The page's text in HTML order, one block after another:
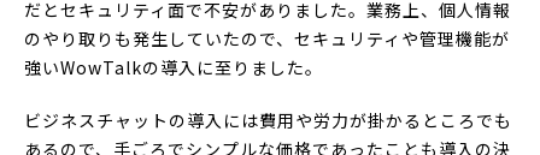
だとセキュリティ面で不安がありました。業務上、個人情報
のやり取りも発生していたので、セキュリティや管理機能が
強いWowTalkの導入に至りました。
ビジネスチャットの導入には費用や労力が掛かるところでも
あるので、手ごろでシンプルな価格であったことも導入の決